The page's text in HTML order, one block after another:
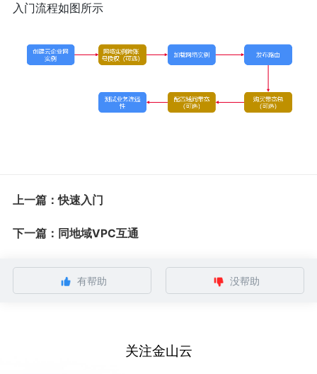
入门流程如图所示
上一篇：快速入门
下一篇：同地域VPC互通
有帮助 没帮助
关注金山云